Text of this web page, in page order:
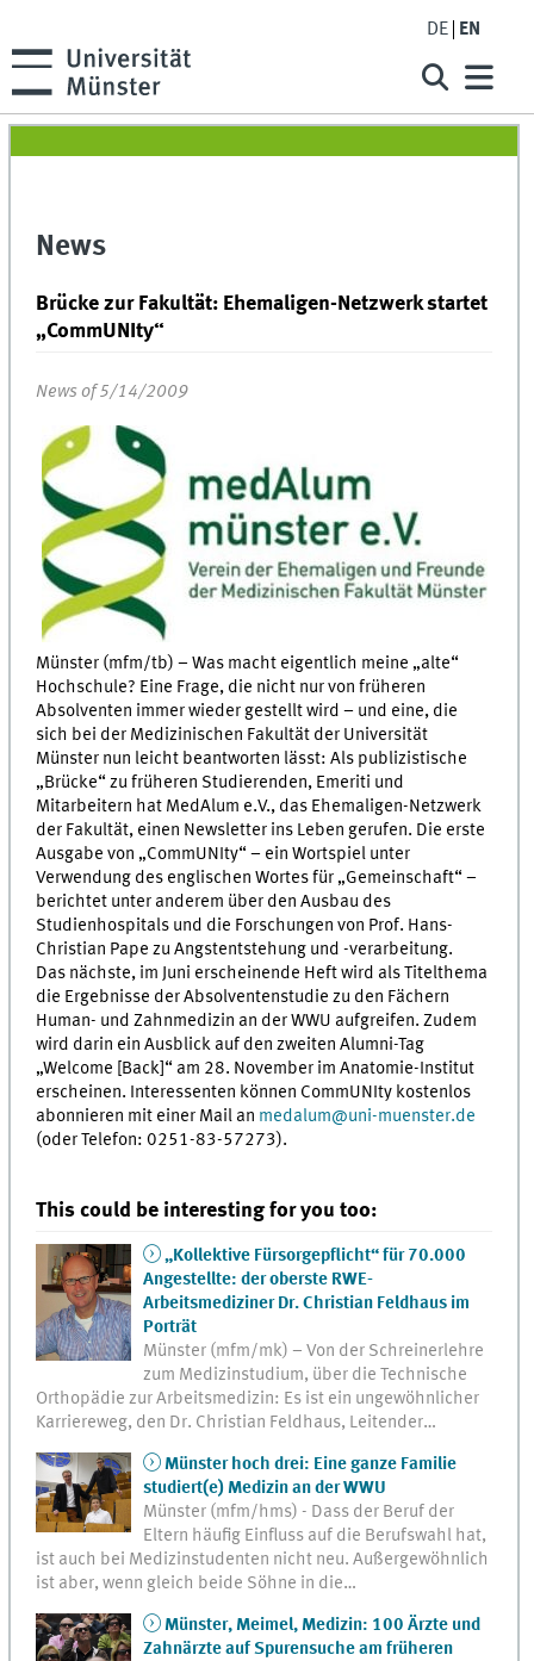
DE EN
News
Brücke zur Fakultät: Ehemaligen-Netzwerk startet
„CommUNIty“
News of 5/14/2009
Münster (mfm/tb) – Was macht eigentlich meine „alte“
Hochschule? Eine Frage, die nicht nur von früheren
Absolventen immer wieder gestellt wird – und eine, die
sich bei der Medizinischen Fakultät der Universität
Münster nun leicht beantworten lässt: Als publizistische
„Brücke“ zu früheren Studierenden, Emeriti und
Mitarbeitern hat MedAlum e.V., das Ehemaligen-Netzwerk
der Fakultät, einen Newsletter ins Leben gerufen. Die erste
Ausgabe von „CommUNIty“ – ein Wortspiel unter
Verwendung des englischen Wortes für „Gemeinschaft“ –
berichtet unter anderem über den Ausbau des
Studienhospitals und die Forschungen von Prof. Hans-
Christian Pape zu Angstentstehung und -verarbeitung.
Das nächste, im Juni erscheinende Heft wird als Titelthema
die Ergebnisse der Absolventenstudie zu den Fächern
Human- und Zahnmedizin an der WWU aufgreifen. Zudem
wird darin ein Ausblick auf den zweiten Alumni-Tag
„Welcome [Back]“ am 28. November im Anatomie-Institut
erscheinen. Interessenten können CommUNIty kostenlos
abonnieren mit einer Mail an medalum@uni-muenster.de
(oder Telefon: 0251-83-57273).
This could be interesting for you too:
„Kollektive Fürsorgepflicht“ für 70.000
Angestellte: der oberste RWE-
Arbeitsmediziner Dr. Christian Feldhaus im
Porträt
Münster (mfm/mk) – Von der Schreinerlehre
zum Medizinstudium, über die Technische
Orthopädie zur Arbeitsmedizin: Es ist ein ungewöhnlicher
Karriereweg, den Dr. Christian Feldhaus, Leitender…
Münster hoch drei: Eine ganze Familie
studiert(e) Medizin an der WWU
Münster (mfm/hms) - Dass der Beruf der
Eltern häufig Einfluss auf die Berufswahl hat,
ist auch bei Medizinstudenten nicht neu. Außergewöhnlich
ist aber, wenn gleich beide Söhne in die…
Münster, Meimel, Medizin: 100 Ärzte und
Zahnärzte auf Spurensuche am früheren